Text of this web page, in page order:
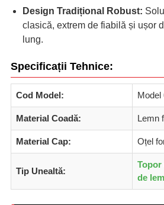
Design Tradițional Robust:
clasică, extrem de fiabilă și ușor
lung.
Specificații Tehnice:
Cod Model: Model
Material Coadă: Lemn
Material Cap: Oțel
Tip Unealtă:
Topor
de